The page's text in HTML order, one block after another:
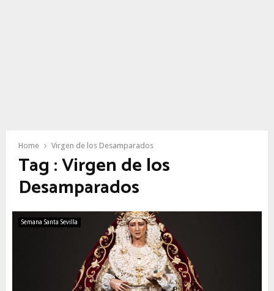
Home Virgen de los Desamparados
Tag : Virgen de los
Desamparados
Semana Santa Sevilla